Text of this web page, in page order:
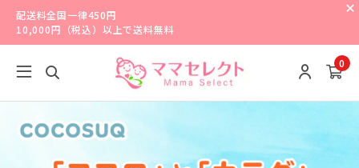
配送料全国一律450円
10,000円（税込）以上で送料無料
0